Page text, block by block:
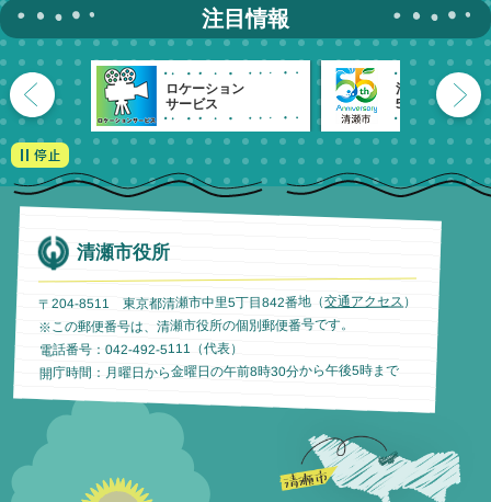
注目情報
ロケーション
サービス
清瀬市
55周年記念
清瀬市役所
〒204-8511 東京都清瀬市中里5丁目842番地（交通アクセス ）
※この郵便番号は、清瀬市役所の個別郵便番号です。
電話番号：042-492-5111（代表）
開庁時間：月曜日から金曜日の午前8時30分から午後5時まで